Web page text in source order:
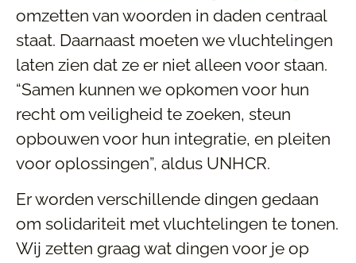
omzetten van woorden in daden centraal
staat. Daarnaast moeten we vluchtelingen
laten zien dat ze er niet alleen voor staan.
“Samen kunnen we opkomen voor hun
recht om veiligheid te zoeken, steun
opbouwen voor hun integratie, en pleiten
voor oplossingen”, aldus UNHCR.
Er worden verschillende dingen gedaan
om solidariteit met vluchtelingen te tonen.
Wij zetten graag wat dingen voor je op